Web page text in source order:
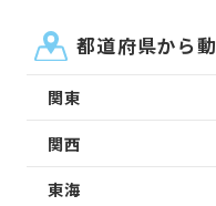
都道府県から
関東
関西
東海